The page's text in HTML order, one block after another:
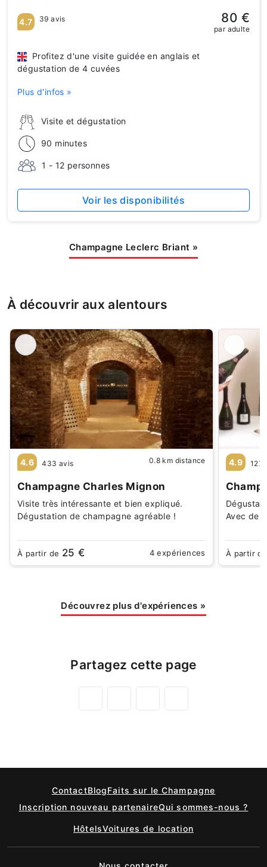
Visite et dégustation
90 minutes
1 - 12 personnes
Profitez d'une visite guidée en anglais et
dégustation de 4 cuvées
Plus d'infos »
4.7 39 avis 80 €
par adulte
Voir les disponibilités
Champagne Leclerc Briant »
À découvrir aux alentours
4.6 433 avis 0.8 km distance
Champagne Charles Mignon
Visite très intéressante et bien expliqué.
Dégustation de champagne agréable !
À partir de 25 € 4 expériences
4.9 127
Avec de
À partir
Découvrez plus d'expériences »
Partagez cette page
ContactBlogFaits sur le Champagne
Inscription nouveau partenaireQui sommes-nous ?
HôtelsVoitures de location